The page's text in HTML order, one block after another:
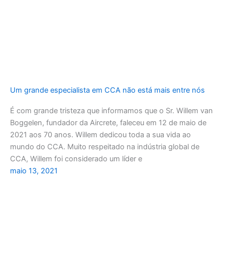
Um grande especialista em CCA não está mais entre nós
É com grande tristeza que informamos que o Sr. Willem van
Boggelen, fundador da Aircrete, faleceu em 12 de maio de
2021 aos 70 anos. Willem dedicou toda a sua vida ao
mundo do CCA. Muito respeitado na indústria global de
CCA, Willem foi considerado um líder e
maio 13, 2021